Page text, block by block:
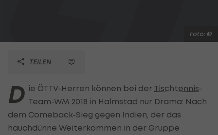
Foto: ©
TEILEN
D ie ÖTTV-Herren können bei der Tischtennis-
Team-WM 2018 in Halmstad nur Drama: Nach
dem Comeback-Sieg gegen Indien, der das
hauchdünne Weiterkommen in der Gruppe